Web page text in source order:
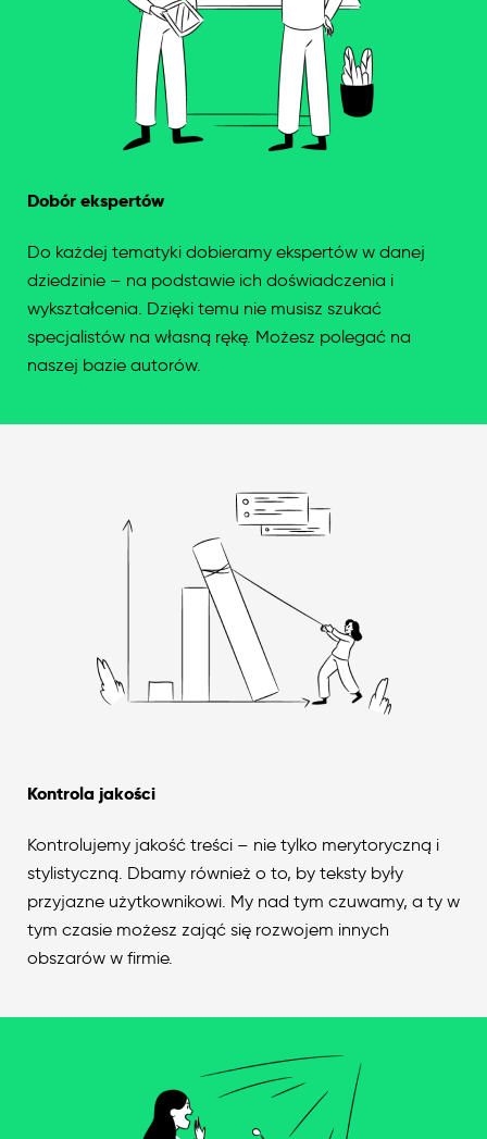
Dobór ekspertów
Do każdej tematyki dobieramy ekspertów w danej
dziedzinie – na podstawie ich doświadczenia i
wykształcenia. Dzięki temu nie musisz szukać
specjalistów na własną rękę. Możesz polegać na
naszej bazie autorów.
Kontrola jakości
Kontrolujemy jakość treści – nie tylko merytoryczną i
stylistyczną. Dbamy również o to, by teksty były
przyjazne użytkownikowi. My nad tym czuwamy, a ty w
tym czasie możesz zająć się rozwojem innych
obszarów w firmie.